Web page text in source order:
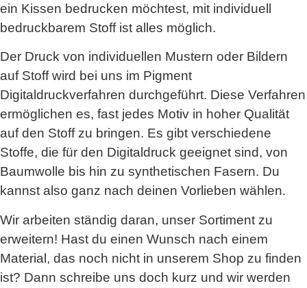
ein Kissen bedrucken möchtest, mit individuell
bedruckbarem Stoff ist alles möglich.
Der Druck von individuellen Mustern oder Bildern
auf Stoff wird bei uns im Pigment
Digitaldruckverfahren durchgeführt. Diese Verfahren
ermöglichen es, fast jedes Motiv in hoher Qualität
auf den Stoff zu bringen. Es gibt verschiedene
Stoffe, die für den Digitaldruck geeignet sind, von
Baumwolle bis hin zu synthetischen Fasern. Du
kannst also ganz nach deinen Vorlieben wählen.
Wir arbeiten ständig daran, unser Sortiment zu
erweitern! Hast du einen Wunsch nach einem
Material, das noch nicht in unserem Shop zu finden
ist? Dann schreibe uns doch kurz und wir werden